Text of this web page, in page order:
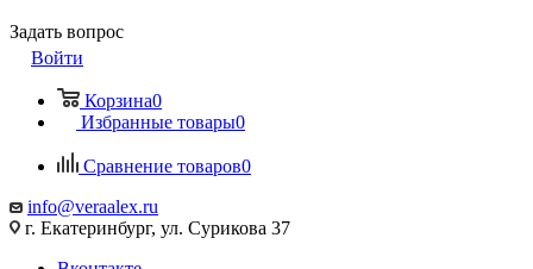
Задать вопрос
Войти
Корзина0
Избранные товары0
Сравнение товаров0
info@veraalex.ru
г. Екатеринбург, ул. Сурикова 37